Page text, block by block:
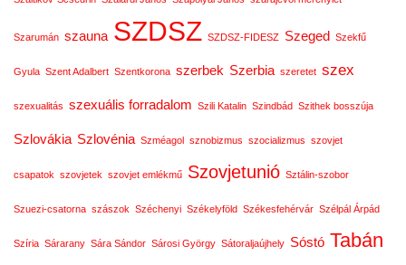
Szarumán szauna SZDSZ SZDSZ-FIDESZ Szeged Szekfű
Gyula Szent Adalbert Szentkorona szerbek Szerbia szeretet szex
szexualitás szexuális forradalom Szili Katalin Szindbád Szithek bosszúja
Szlovákia Szlovénia Szméagol sznobizmus szocializmus szovjet
csapatok szovjetek szovjet emlékmű Szovjetunió Sztálin-szobor
Szuezi-csatorna szászok Széchenyi Székelyföld Székesfehérvár Szélpál Árpád
Szíria Sárarany Sára Sándor Sárosi György Sátoraljaújhely Sóstó Tabán